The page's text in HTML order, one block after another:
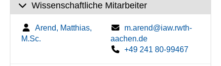
Wissenschaftliche Mitarbeiter
Arend, Matthias,
M.Sc.
m.arend@iaw.rwth-
aachen.de
+49 241 80-99467